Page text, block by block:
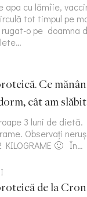
apa cu lămîie,
tot timpul pe
o pe doamna
Ce
cât am slăbit
3 luni de
Observați
KILOGRAME 🙂 În…
de la